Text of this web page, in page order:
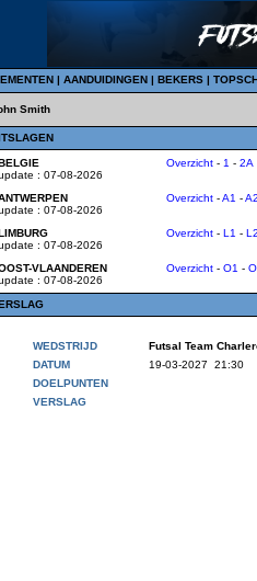
| AANDUIDINGEN | BEKERS |
Smith
: 07-08-2026
Overzicht - 1 - 2A
: 07-08-2026
Overzicht -A1 -
: 07-08-2026
Overzicht - L1 -
VLAANDEREN
: 07-08-2026
Overzicht - O1 -
WEDSTRIJD
Futsal Team
DATUM
19-03-2027 21:30
DOELPUNTEN
VERSLAG